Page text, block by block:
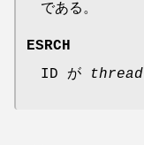
である。
ESRCH
ID が
thread